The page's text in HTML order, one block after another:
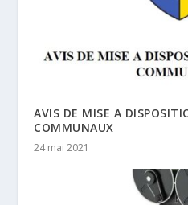
AVIS DE MISE A
COMMUNAUX
24 mai 2021